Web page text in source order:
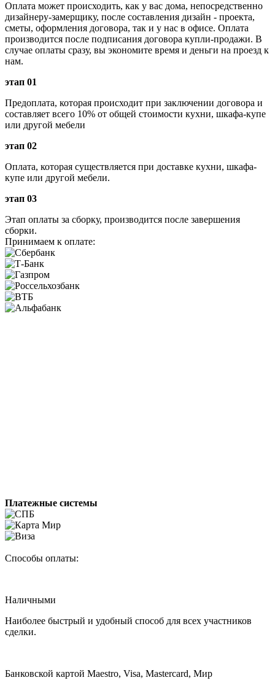
Оплата может происходить, как у вас дома, непосредственно
дизайнеру-замерщику, после составления дизайн - проекта,
сметы, оформления договора, так и у нас в офисе. Оплата
производится после подписания договора купли-продажи. В
случае оплаты сразу, вы экономите время и деньги на проезд к
нам.
этап 01
Предоплата, которая происходит при заключении договора и
составляет всего 10% от общей стоимости кухни, шкафа-купе
или другой мебели
этап 02
Оплата, которая существляется при доставке кухни, шкафа-
купе или другой мебели.
этап 03
Этап оплаты за сборку, производится после завершения
сборки.
Принимаем к оплате:
Платежные системы
Способы оплаты:
Наличными
Наиболее быстрый и удобный способ для всех участников
сделки.
Банковской картой Maestro, Visa, Mastercard, Мир